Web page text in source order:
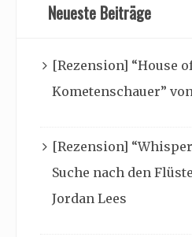
Neueste Beiträge
[Rezension] “House
Kometenschauer”
[Rezension]
Suche nach den
Jordan Lees